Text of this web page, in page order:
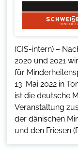
(CIS-intern) –
2020 und 2021
für
13. Mai 2022 in
ist die deutsche
Veranstaltung
der dänischen
und den Friesen